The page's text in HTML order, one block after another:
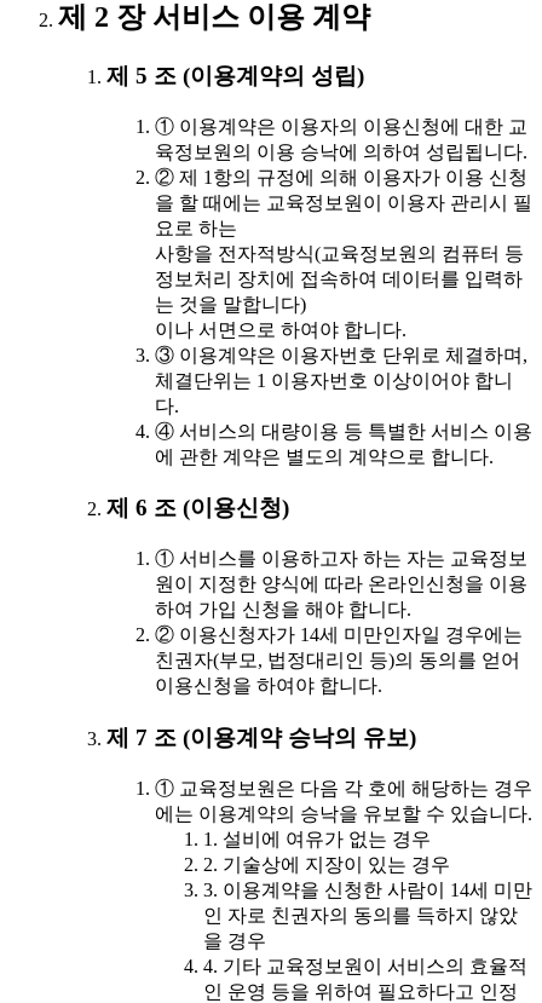
제 2 장 서비스 이용 계약
제 5 조 (이용계약의 성립)
① 이용계약은 이용자의 이용신청에 대한 교
육정보원의 이용 승낙에 의하여 성립됩니다.
② 제 1항의 규정에 의해 이용자가 이용 신청
을 할 때에는 교육정보원이 이용자 관리시 필
요로 하는
사항을 전자적방식(교육정보원의 컴퓨터 등
정보처리 장치에 접속하여 데이터를 입력하
는 것을 말합니다)
이나 서면으로 하여야 합니다.
③ 이용계약은 이용자번호 단위로 체결하며,
체결단위는 1 이용자번호 이상이어야 합니
다.
④ 서비스의 대량이용 등 특별한 서비스 이용
에 관한 계약은 별도의 계약으로 합니다.
제 6 조 (이용신청)
① 서비스를 이용하고자 하는 자는 교육정보
원이 지정한 양식에 따라 온라인신청을 이용
하여 가입 신청을 해야 합니다.
② 이용신청자가 14세 미만인자일 경우에는
친권자(부모, 법정대리인 등)의 동의를 얻어
이용신청을 하여야 합니다.
제 7 조 (이용계약 승낙의 유보)
① 교육정보원은 다음 각 호에 해당하는 경우
에는 이용계약의 승낙을 유보할 수 있습니다.
1. 설비에 여유가 없는 경우
2. 기술상에 지장이 있는 경우
3. 이용계약을 신청한 사람이 14세 미만
인 자로 친권자의 동의를 득하지 않았
을 경우
4. 기타 교육정보원이 서비스의 효율적
인 운영 등을 위하여 필요하다고 인정